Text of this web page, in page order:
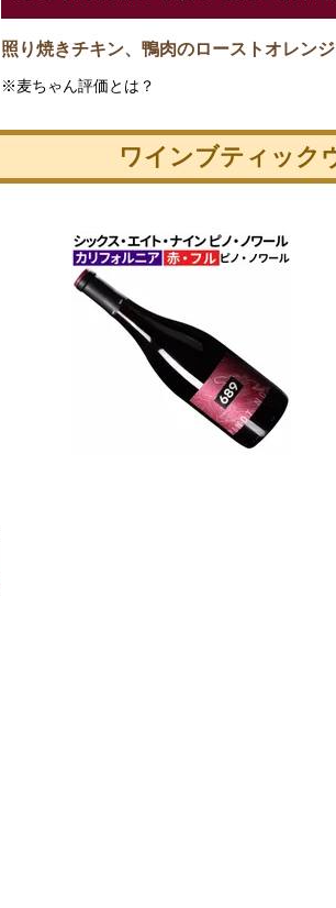
照り焼きチキン、鴨肉のローストオレン
※麦ちゃん評価とは？
ワインブティック